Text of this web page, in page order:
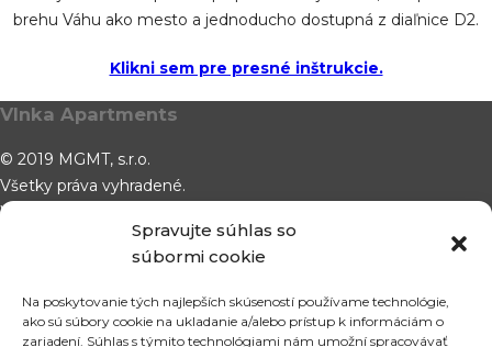
Spravujte súhlas so
súbormi cookie
Na poskytovanie tých najlepších skúseností používame technológie,
ako sú súbory cookie na ukladanie a/alebo prístup k informáciám o
zariadení. Súhlas s týmito technológiami nám umožní spracovávať
brehu Váhu ako mesto a jednoducho dostupná z diaľnice D2.
Klikni sem pre presné inštrukcie.
Vlnka Apartments
© 2019 MGMT, s.r.o.
Všetky práva vyhradené.
Website by
921 01 Banka
Slovensko